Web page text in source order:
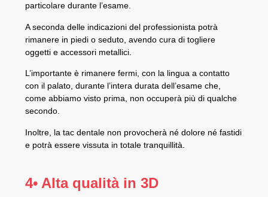
particolare durante l’esame.
A seconda delle indicazioni del professionista potrà
rimanere in piedi o seduto, avendo cura di togliere
oggetti e accessori metallici.
L’importante è rimanere fermi, con la lingua a contatto
con il palato, durante l’intera durata dell’esame che,
come abbiamo visto prima, non occuperà più di qualche
secondo.
Inoltre, la tac dentale non provocherà né dolore né fastidi
e potrà essere vissuta in totale tranquillità.
4• Alta qualità in 3D